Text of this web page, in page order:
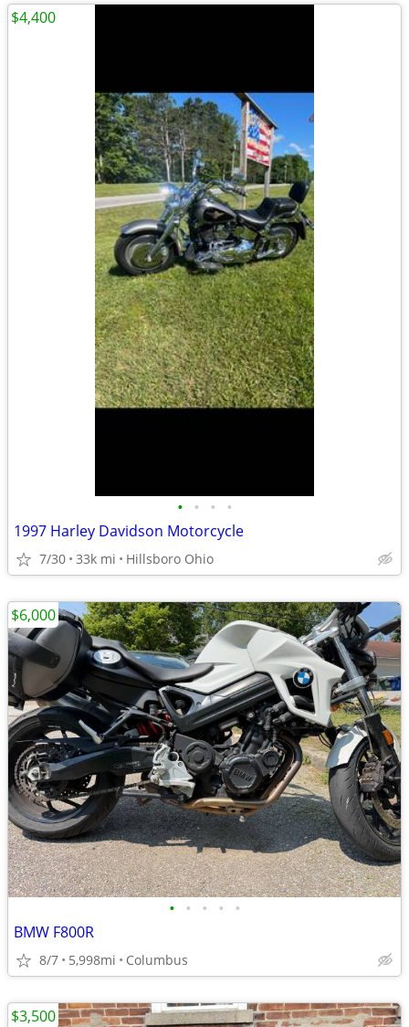
• • • •
1997 Harley Davidson Motorcycle
7/30 33k mi Hillsboro Ohio
$4,400
• • • • •
BMW F800R
8/7 5,998mi Columbus
$6,000
$3,500